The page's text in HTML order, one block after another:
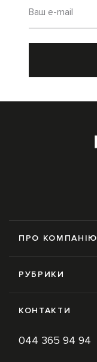
Ваш e-mail
ПРО КОМПАНІЮ
Контакти
РУБРИКИ
Trends
КОНТАКТИ
044 365 94 94